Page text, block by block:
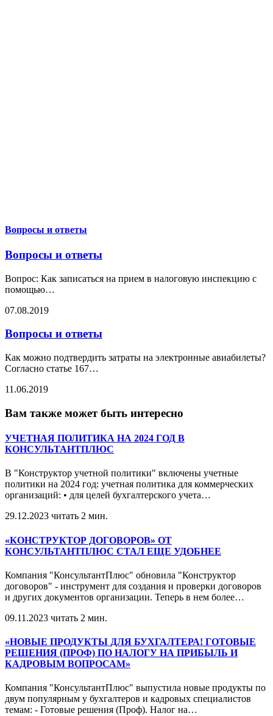
Вопросы и ответы
Вопросы и ответы
Вопрос: Как записаться на прием в налоговую инспекцию с
помощью…
07.08.2019
Вопросы и ответы
Как можно подтвердить затраты на электронные авиабилеты?
Согласно статье 167…
11.06.2019
Вам также может быть интересно
УЧЕТНАЯ ПОЛИТИКА НА 2024 ГОД В
КОНСУЛЬТАНТПЛЮС
В "Конструктор учетной политики" включены учетные
политики на 2024 год: учетная политика для коммерческих
организаций: • для целей бухгалтерского учета…
29.12.2023 читать 2 мин.
«КОНСТРУКТОР ДОГОВОРОВ» ОТ
КОНСУЛЬТАНТПЛЮС СТАЛ ЕЩЕ УДОБНЕЕ
Компания "КонсультантПлюс" обновила "Конструктор
договоров" - инструмент для создания и проверки договоров
и других документов организации. Теперь в нем более…
09.11.2023 читать 2 мин.
«НОВЫЕ ПРОДУКТЫ ДЛЯ БУХГАЛТЕРА! ГОТОВЫЕ
РЕШЕНИЯ (ПРОФ) ПО НАЛОГУ НА ПРИБЫЛЬ И
КАДРОВЫМ ВОПРОСАМ»
Компания "КонсультантПлюс" выпустила новые продукты по
двум популярным у бухгалтеров и кадровых специалистов
темам: - Готовые решения (Проф). Налог на…